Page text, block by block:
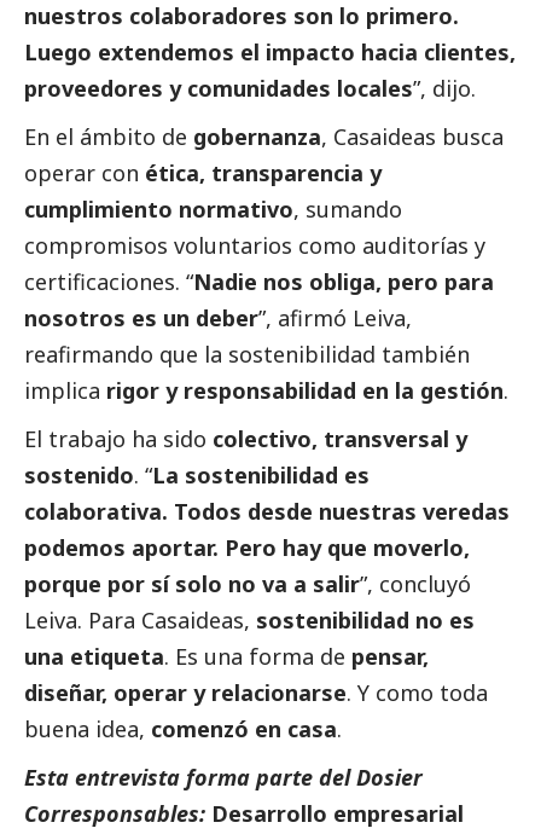
nuestros colaboradores son lo primero.
Luego extendemos el impacto hacia clientes,
proveedores y comunidades locales”, dijo.
En el ámbito de gobernanza, Casaideas busca
operar con ética, transparencia y
cumplimiento normativo, sumando
compromisos voluntarios como auditorías y
certificaciones. “Nadie nos obliga, pero para
nosotros es un deber”, afirmó Leiva,
reafirmando que la sostenibilidad también
implica rigor y responsabilidad en la gestión.
El trabajo ha sido colectivo, transversal y
sostenido. “La sostenibilidad es
colaborativa. Todos desde nuestras veredas
podemos aportar. Pero hay que moverlo,
porque por sí solo no va a salir”, concluyó
Leiva. Para Casaideas, sostenibilidad no es
una etiqueta. Es una forma de pensar,
diseñar, operar y relacionarse. Y como toda
buena idea, comenzó en casa.
Esta entrevista forma parte del Dosier
Corresponsables: Desarrollo empresarial